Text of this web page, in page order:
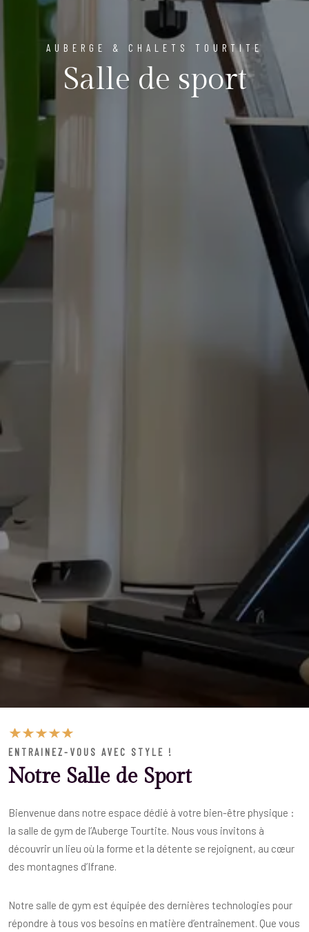
AUBERGE & CHALETS TOURTITE
Salle de sport
ENTRAINEZ-VOUS AVEC STYLE !
Notre Salle de Sport
Bienvenue dans notre espace dédié à votre bien-être physique :
la salle de gym de l’Auberge Tourtite. Nous vous invitons à
découvrir un lieu où la forme et la détente se rejoignent, au cœur
des montagnes d’Ifrane.
Notre salle de gym est équipée des dernières technologies pour
répondre à tous vos besoins en matière d’entraînement. Que vous